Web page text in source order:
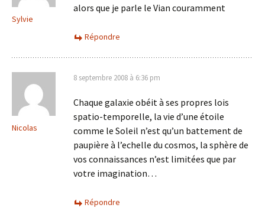
Sylvie
alors que je parle le Vian couramment
Répondre
Nicolas
8 septembre 2008 à 6:36 pm
Chaque galaxie obéit à ses propres lois
spatio-temporelle, la vie d’une étoile
comme le Soleil n’est qu’un battement de
paupière à l’echelle du cosmos, la sphère de
vos connaissances n’est limitées que par
votre imagination…
Répondre